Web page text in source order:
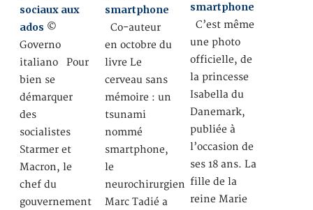
sociaux aux
ados ©
Governo
italiano Pour
bien se
démarquer
des
socialistes
Starmer et
Macron, le
chef du
gouvernement
smartphone
Co-auteur
en octobre du
livre Le
cerveau sans
mémoire : un
tsunami
nommé
smartphone,
le
neurochirurgien
Marc Tadié a
smartphone
C’est même
une photo
officielle, de
la princesse
Isabella du
Danemark,
publiée à
l’occasion de
ses 18 ans. La
fille de la
reine Marie